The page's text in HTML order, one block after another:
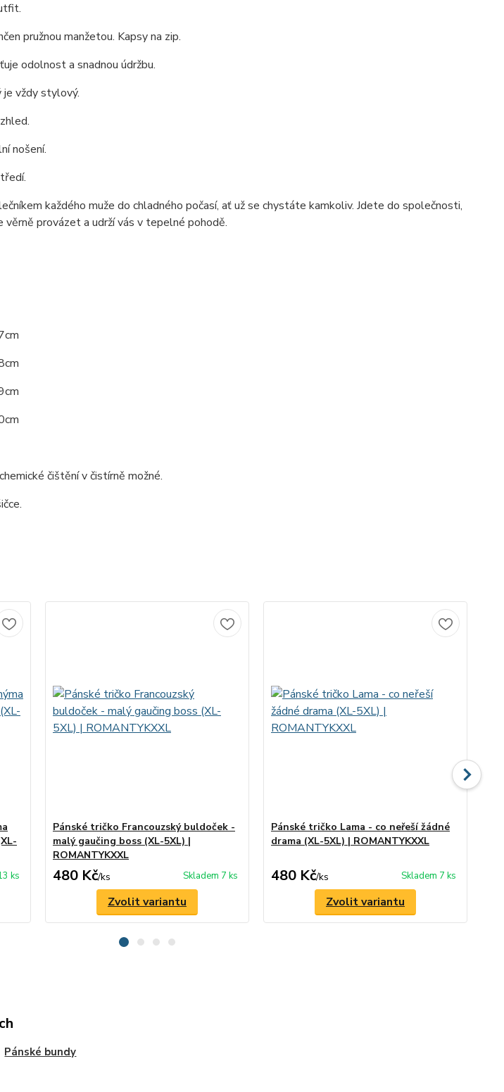
pružnou manžetou. Kapsy na zip.
odolnost a snadnou údržbu.
je vždy stylový.
nošení.
každého muže do chladného počasí, ať už se chystáte kamkoliv. Jdete do společnosti,
věrně provázet a udrží vás v tepelné pohodě.
čištění v čistírně možné.
ks
Pánské tričko Francouzský buldoček -
malý gaučing boss (XL-5XL) |
ROMANTYKXXL
480 Kč/ks Skladem 7 ks
Zvolit variantu
Pánské tričko Lama - co neřeší žádné
drama (XL-5XL) | ROMANTYKXXL
480 Kč/ks Skladem 7 ks
Zvolit variantu
Pánské bundy